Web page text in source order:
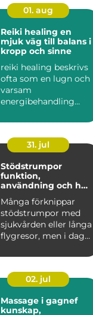
01. aug
Reiki healing en
mjuk väg till balans i
kropp och sinne
reiki healing beskrivs
ofta som en lugn och
varsam
energibehandling
egen förmåg...
31. jul
Stödstrumpor
funktion,
användning och hur
Många förknippar
stödstrumpor med
sjukvården eller långa
flygresor, men i dag
h...
02. jul
Massage i gagnef
kunskap,